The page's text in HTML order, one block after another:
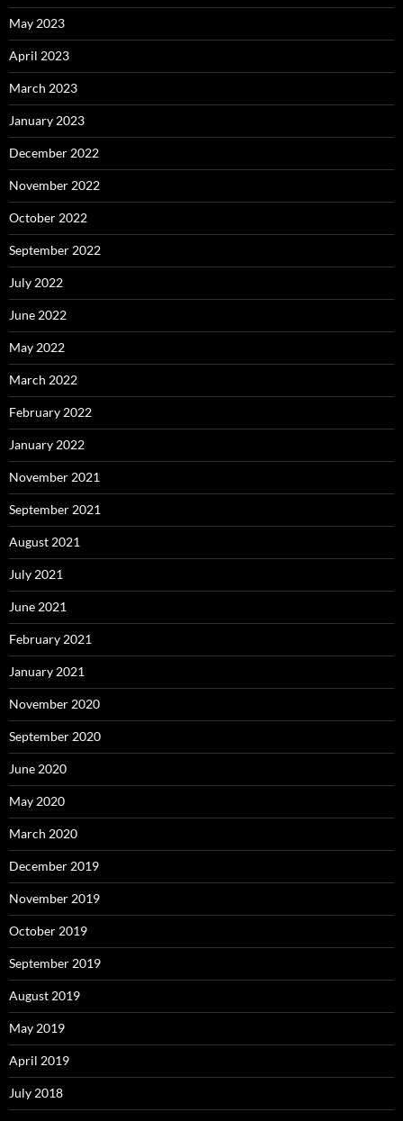
May 2023
April 2023
March 2023
January 2023
December 2022
November 2022
October 2022
September 2022
July 2022
June 2022
May 2022
March 2022
February 2022
January 2022
November 2021
September 2021
August 2021
July 2021
June 2021
February 2021
January 2021
November 2020
September 2020
June 2020
May 2020
March 2020
December 2019
November 2019
October 2019
September 2019
August 2019
May 2019
April 2019
July 2018